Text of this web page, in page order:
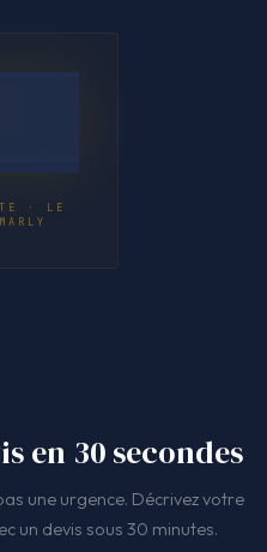
· LE
en 30 secondes
une urgence. Décrivez votre
un devis sous 30 minutes.